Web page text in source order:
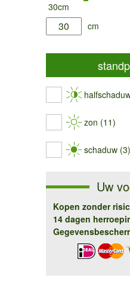
30cm
cm
zon (11)
schaduw (3)
Uw
Kopen zonder
14 dagen